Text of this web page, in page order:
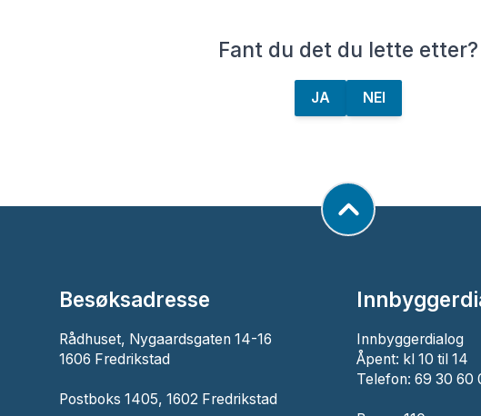
Fant du det du lette etter?
JA NEI
Besøksadresse
Rådhuset, Nygaardsgaten 14-16
1606 Fredrikstad
Postboks 1405, 1602 Fredrikstad
Innbyggerdialog
Åpent: kl 10 til 14
Telefon: 69 30 60